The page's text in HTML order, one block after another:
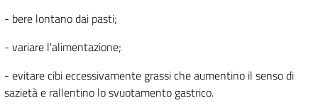
- bere lontano dai pasti;
- variare l'alimentazione;
- evitare cibi eccessivamente grassi che aumentino il senso di
sazietà e rallentino lo svuotamento gastrico.